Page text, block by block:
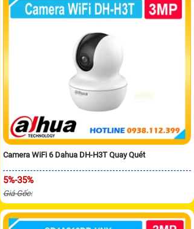
Camera WiFi 6 Dahua DH-H3T Quay Quét
5%-35%
Giá Gốc: